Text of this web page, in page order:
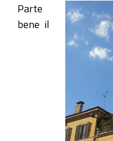
Parte
bene il